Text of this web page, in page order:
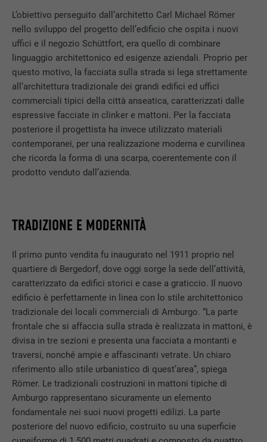
L’obiettivo perseguito dall’architetto Carl Michael Römer
nello sviluppo del progetto dell’edificio che ospita i nuovi
uffici e il negozio Schüttfort, era quello di combinare
linguaggio architettonico ed esigenze aziendali. Proprio per
questo motivo, la facciata sulla strada si lega strettamente
all’architettura tradizionale dei grandi edifici ed uffici
commerciali tipici della città anseatica, caratterizzati dalle
espressive facciate in clinker e mattoni. Per la facciata
posteriore il progettista ha invece utilizzato materiali
contemporanei, per una realizzazione moderna e curvilinea
che ricorda la forma di una scarpa, coerentemente con il
prodotto venduto dall’azienda.
TRADIZIONE E MODERNITÀ
Il primo punto vendita fu inaugurato nel 1911 proprio nel
quartiere di Bergedorf, dove oggi sorge la sede dell’attività,
caratterizzato da edifici storici e case a graticcio. Il nuovo
edificio è perfettamente in linea con lo stile architettonico
tradizionale dei locali commerciali di Amburgo. “La parte
frontale che si affaccia sulla strada è realizzata in mattoni, è
divisa in tre sezioni e presenta una facciata a montanti e
traversi, nonché ampie e affascinanti vetrate. Un chiaro
riferimento allo stile urbanistico di quest’area”, spiega
Römer. Le tradizionali costruzioni in mattoni tipiche di
Amburgo rappresentano sicuramente un elemento
fondamentale nei suoi nuovi progetti edilizi. La parte
posteriore del nuovo edificio, costruito su una superficie